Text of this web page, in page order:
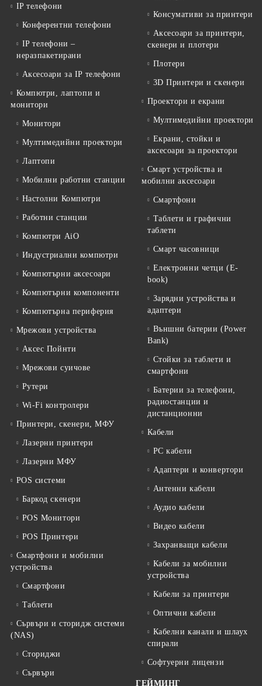
IP телефони
Конферентни телефони
IP телефони –
неразпакетирани
Аксесоари за IP телефони
Компютри, лаптопи и
монитори
Монитори
Мултимедийни проектори
Лаптопи
Мобилни работни станции
Настолни Компютри
Работни станции
Компютри AiO
Индустриални компютри
Компютърни аксесоари
Компютърни компоненти
Компютърна периферия
Мрежови устройства
Аксес Пойнти
Мрежови суичове
Рутери
Wi-Fi контролери
Принтери, скенери, МФУ
Лазерни принтери
Лазерни МФУ
POS системи
Баркод скенери
POS Монитори
POS Принтери
Смартфони и мобилни
устройства
Смартфони
Таблети
Сървъри и сторидж системи
(NAS)
Сториджи
Сървъри
Консумативи за принтери
Аксесоари за принтери,
скенери и плотери
Плотери
3D Принтери и скенери
Проектори и екрани
Мултимедийни проектори
Екрани, стойки и
аксесоари за проектори
Смарт устройства и
мобилни аксесоари
Смартфони
Таблети и графични
таблети
Смарт часовници
Електронни четци (E-
book)
Зарядни устройства и
адаптери
Външни батерии (Power
Bank)
Стойки за таблети и
смартфони
Батерии за телефони,
радиостанции и
дистанционни
Кабели
PC кабели
Адаптери и конвертори
Антенни кабели
Аудио кабели
Видео кабели
Захранващи кабели
Кабели за мобилни
устройства
Кабели за принтери
Оптични кабели
Кабелни канали и шлаух
спирали
Софтуерни лицензи
ГЕЙМИНГ